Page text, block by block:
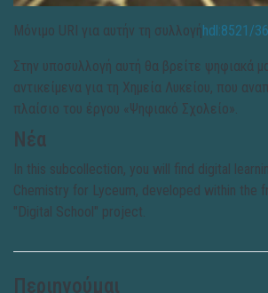
Μόνιμο URI για αυτήν τη συλλογήhdl:8521/
Στην υποσυλλογή αυτή θα βρείτε ψηφιακά
αντικείμενα για τη Χημεία Λυκείου, που
πλαίσιο του έργου «Ψηφιακό Σχολείο».
Νέα
In this subcollection, you will find digital
Chemistry for Lyceum, developed within the
"Digital School" project.
Περιηγούμαι